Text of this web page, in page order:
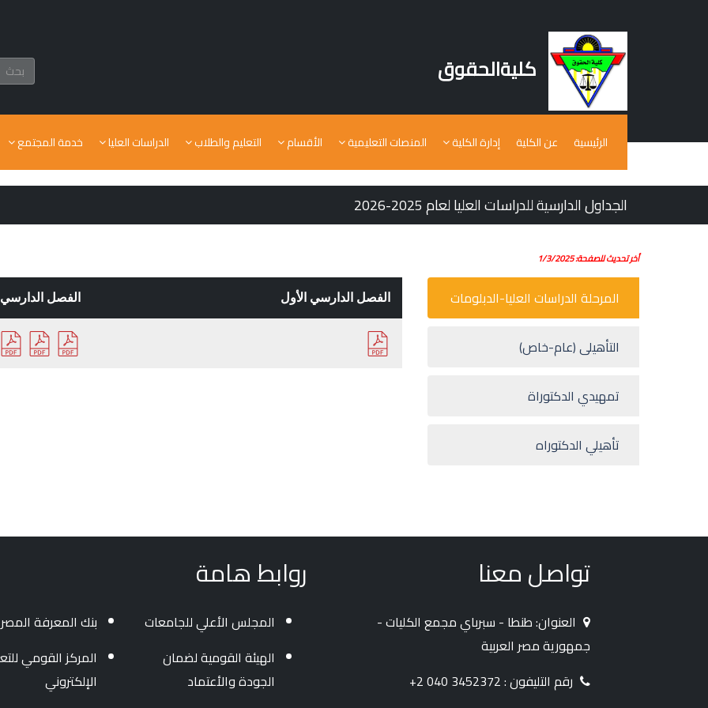
كليةالحقوق
الرئيسية عن الكلية إدارة الكلية المنصات التعليمية الأقسام التعليم والطلاب الدراسات العليا خدمة المجتمع
الجداول الدارسية للدراسات العليا لعام 2025-2026
أخر تحديث للصفحة: 1/3/2025
المرحلة الدراسات العليا-الدبلومات
التأهيلى (عام-خاص)
تمهيدي الدكتوراة
تأهيلي الدكتوراه
الفصل الدارسي الأول الفصل الدارسي
تواصل معنا
العنوان: طنطا - سبرباي مجمع الكليات -
جمهورية مصر العربية
رقم التليفون : 3452372 040 2+
روابط هامة
المجلس الأعلي للجامعات
الهيئة القومية لضمان
الجودة والأعتماد
بنك المعرفة
المركز القومي
الإلكتروني